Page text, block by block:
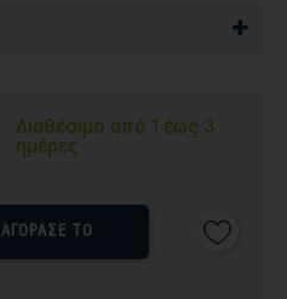
Διαθέσιμο από 1 έως 3
ημέρες
ΑΓΟΡΑΣΕ ΤΟ